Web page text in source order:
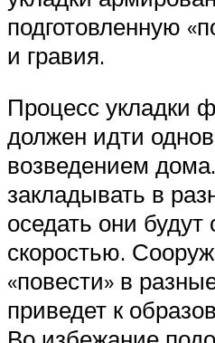
подготовленную
и гравия.
Процесс укладки
должен идти
возведением
закладывать в
оседать они будут
скоростью.
«повести» в
приведет к